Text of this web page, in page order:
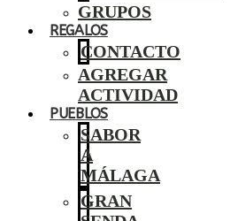
GRUPOS
REGALOS
CONTACTO
AGREGAR
ACTIVIDAD
PUEBLOS
SABOR
A
MÁLAGA
GRAN